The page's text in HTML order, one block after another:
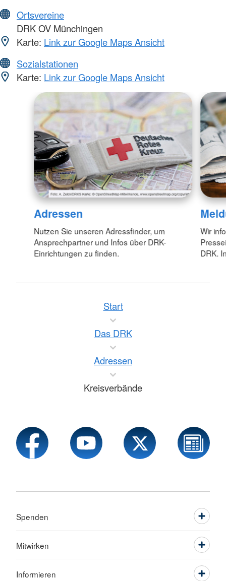
Ortsvereine
DRK OV Münchingen
Karte: Link zur Google Maps Ansicht
Sozialstationen
Karte: Link zur Google Maps Ansicht
Adressen
Nutzen Sie unseren Adressfinder, um
Ansprechpartner und Infos über DRK-
Einrichtungen zu finden.
Wir
DRK.
Start
Das DRK
Adressen
Kreisverbände
Spenden
Mitwirken
Informieren